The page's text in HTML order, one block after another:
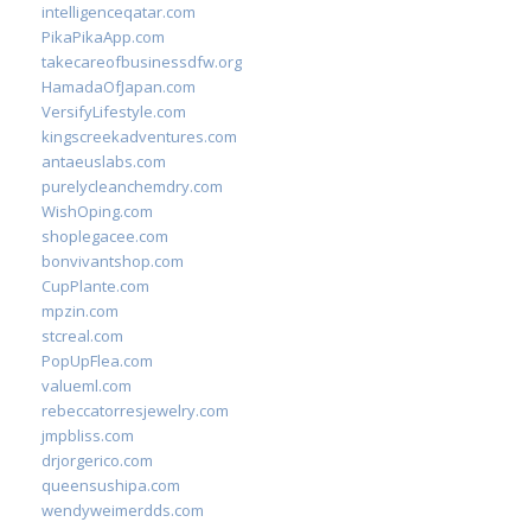
intelligenceqatar.com
PikaPikaApp.com
takecareofbusinessdfw.org
HamadaOfJapan.com
VersifyLifestyle.com
kingscreekadventures.com
antaeuslabs.com
purelycleanchemdry.com
WishOping.com
shoplegacee.com
bonvivantshop.com
CupPlante.com
mpzin.com
stcreal.com
PopUpFlea.com
valueml.com
rebeccatorresjewelry.com
jmpbliss.com
drjorgerico.com
queensushipa.com
wendyweimerdds.com